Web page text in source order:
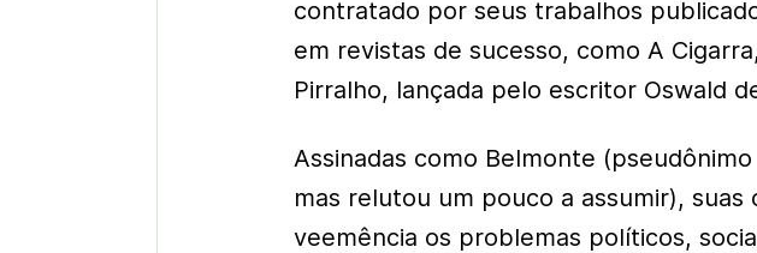
contratado por seus trabalhos
em revistas de sucesso, como A
Pirralho, lançada pelo escritor Oswald
Assinadas como Belmonte
mas relutou um pouco a assumir), suas
veemência os problemas políticos,